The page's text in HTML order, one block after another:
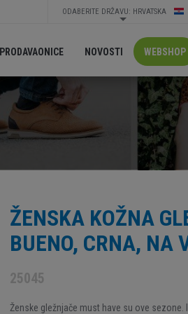
ODABERITE DRŽAVU: HRVATSKA
PRODAVAONICE NOVOSTI WEBSHOP
ŽENSKA KOŽNA
BUENO, CRNA, NA
25045
Ženske gležnjače must have su ove